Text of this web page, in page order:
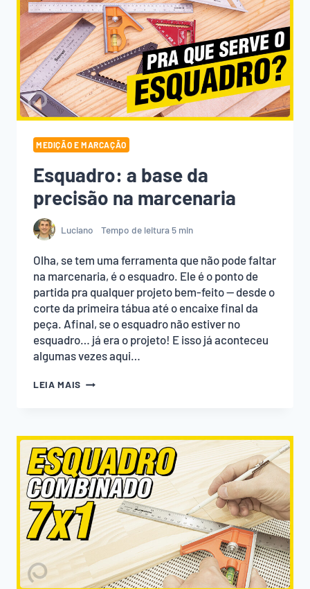
MEDIÇÃO E MARCAÇÃO
Esquadro: a base da
precisão na marcenaria
Luciano Tempo de leitura5 min
Olha, se tem uma ferramenta que não pode faltar
na marcenaria, é o esquadro. Ele é o ponto de
partida pra qualquer projeto bem-feito — desde o
corte da primeira tábua até o encaixe final da
peça. Afinal, se o esquadro não estiver no
esquadro… já era o projeto! E isso já aconteceu
algumas vezes aqui…
LEIA MAIS ESQUADRO:
PRECISÃO
NA
MARCENARIA